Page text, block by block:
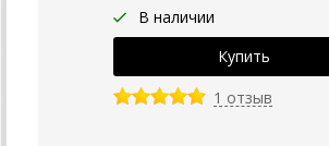
В наличии
1 отзыв